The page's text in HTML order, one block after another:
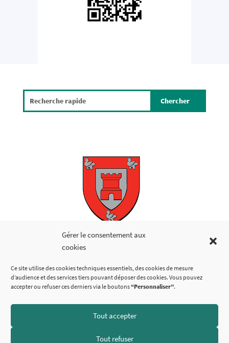
Gérer le consentement aux
cookies
Ce site utilise des cookies techniques essentiels, des cookies de mesure
d’audience et des services tiers pouvant déposer des cookies. Vous pouvez
accepter ou refuser ces derniers via le boutons“Personnaliser”.
Tout accepter
Tout refuser
Copyright © 2026
SUIVEZ-NOUS